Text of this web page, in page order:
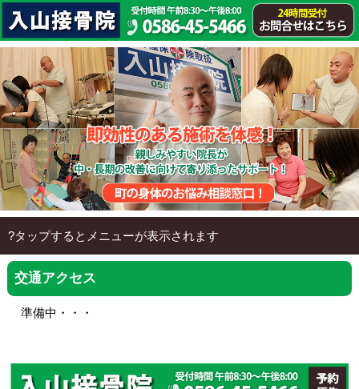
?タップするとメニューが表示されます
HOME
入山接骨院について
施術の流れ
交通アクセス
準備中・・・